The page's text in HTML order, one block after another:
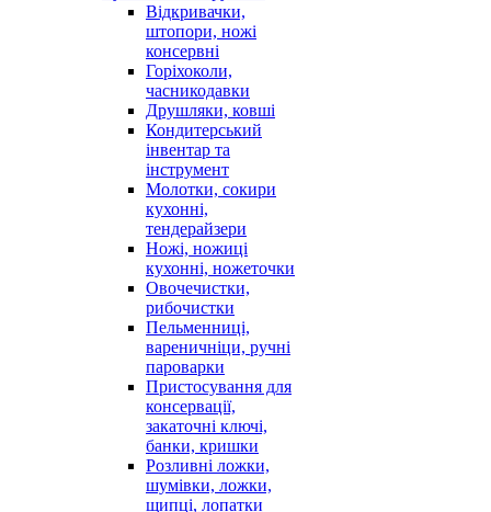
Відкривачки,
штопори, ножі
консервні
Горіхоколи,
часникодавки
Друшляки, ковші
Кондитерський
інвентар та
інструмент
Молотки, сокири
кухонні,
тендерайзери
Ножі, ножиці
кухонні, ножеточки
Овочечистки,
рибочистки
Пельменниці,
вареничніци, ручні
пароварки
Пристосування для
консервації,
закаточні ключі,
банки, кришки
Розливні ложки,
шумівки, ложки,
щипці, лопатки